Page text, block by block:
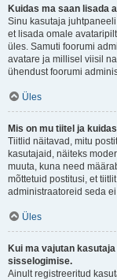
Kuidas ma saan lisada
Sinu kasutaja
et lisada omale
üles. Samuti foorumi
avatare ja millisel viisil
ühendust foorumi
Üles
Mis on mu tiitel ja
Tiitlid näitavad, mitu
kasutajaid, näiteks
muuta, kuna need
mõttetuid postitusi, et
administraatoreid seda
Üles
Kui ma vajutan
sisselogimise.
Ainult registreeritud